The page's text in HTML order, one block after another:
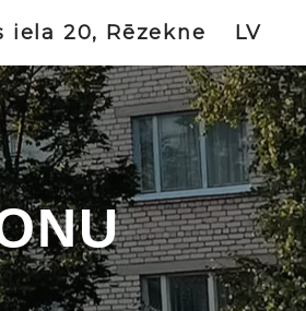
iela 20, Rēzekne LV